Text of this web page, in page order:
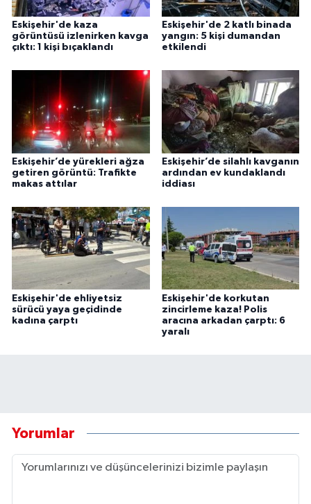
Eskişehir'de kaza
görüntüsü izlenirken kavga
çıktı: 1 kişi bıçaklandı
Eskişehir'de 2 katlı binada
yangın: 5 kişi dumandan
etkilendi
Eskişehir’de yürekleri ağza
getiren görüntü: Trafikte
makas attılar
Eskişehir’de silahlı kavganın
ardından ev kundaklandı
iddiası
Eskişehir'de ehliyetsiz
sürücü yaya geçidinde
kadına çarptı
Eskişehir'de korkutan
zincirleme kaza! Polis
aracına arkadan çarptı: 6
yaralı
Yorumlar